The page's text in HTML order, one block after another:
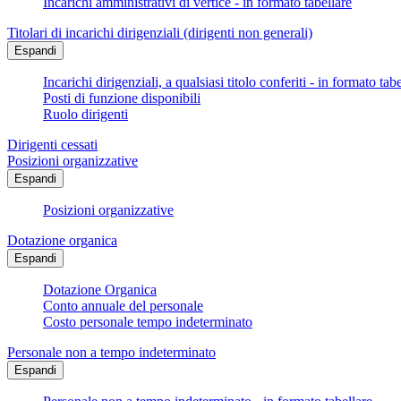
Titolari di incarichi dirigenziali (dirigenti non generali)
Espandi
Incarichi dirigenziali, a qualsiasi titolo conferiti - in formato
Posti di funzione disponibili
Ruolo dirigenti
Dirigenti cessati
Posizioni organizzative
Espandi
Posizioni organizzative
Dotazione organica
Espandi
Dotazione Organica
Conto annuale del personale
Costo personale tempo indeterminato
Personale non a tempo indeterminato
Espandi